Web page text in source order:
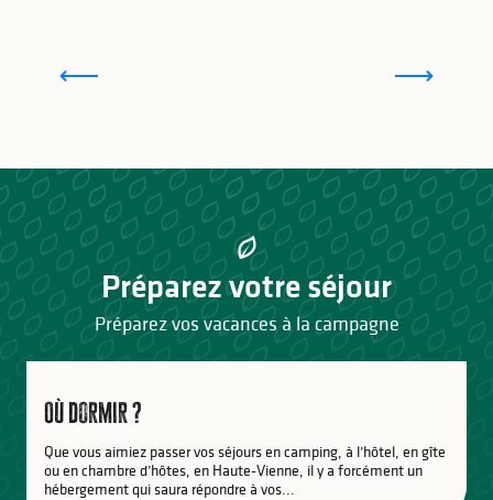
Préparez votre séjour
Préparez vos vacances à la campagne
Où dormir ?
Que vous aimiez passer vos séjours en camping, à l’hôtel, en gîte
ou en chambre d’hôtes, en Haute-Vienne, il y a forcément un
hébergement qui saura répondre à vos...